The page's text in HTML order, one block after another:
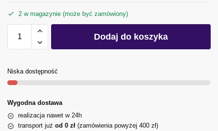
2 w magazynie (może być zamówiony)
Dodaj do koszyka
Niska dostępność
Wygodna dostawa
realizacja nawet w 24h
transport już od 0 zł (zamówienia powyżej 400 zł)